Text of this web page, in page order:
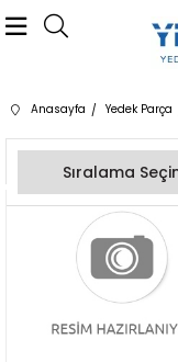
Anasayfa Yedek Parça
Sıralama